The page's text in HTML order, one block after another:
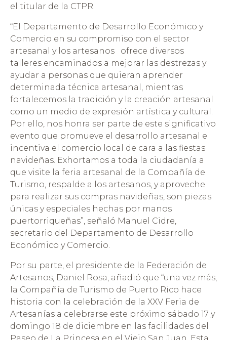
el titular de la CTPR.
“El Departamento de Desarrollo Económico y
Comercio en su compromiso con el sector
artesanal y los artesanos ofrece diversos
talleres encaminados a mejorar las destrezas y
ayudar a personas que quieran aprender
determinada técnica artesanal, mientras
fortalecemos la tradición y la creación artesanal
como un medio de expresión artística y cultural.
Por ello, nos honra ser parte de este significativo
evento que promueve el desarrollo artesanal e
incentiva el comercio local de cara a las fiestas
navideñas. Exhortamos a toda la ciudadanía a
que visite la feria artesanal de la Compañía de
Turismo, respalde a los artesanos, y aproveche
para realizar sus compras navideñas, son piezas
únicas y especiales hechas por manos
puertorriqueñas”, señaló Manuel Cidre,
secretario del Departamento de Desarrollo
Económico y Comercio.
Por su parte, el presidente de la Federación de
Artesanos, Daniel Rosa, añadió que “una vez más,
la Compañía de Turismo de Puerto Rico hace
historia con la celebración de la XXV Feria de
Artesanías a celebrarse este próximo sábado 17 y
domingo 18 de diciembre en las facilidades del